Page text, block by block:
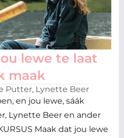
lewe te laat
maak
Putter, Lynette Beer
en jou lewe, sáák
Lynette Beer en ander
Maak dat jou lewe